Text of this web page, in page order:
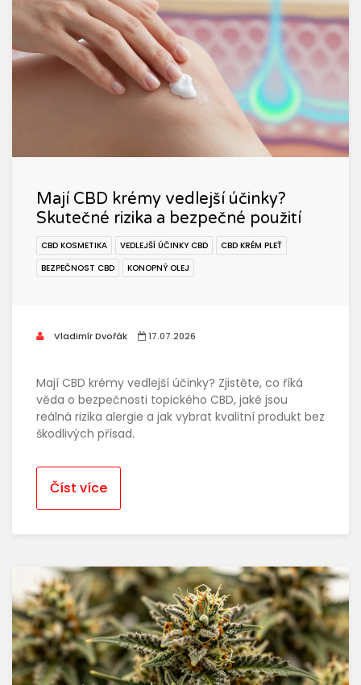
Mají CBD krémy vedlejší účinky?
Skutečné rizika a bezpečné použití
CBD KOSMETIKA VEDLEJŠÍ ÚČINKY CBD
CBD KRÉM PLEŤ
BEZPEČNOST CBD
KONOPNÝ OLEJ
Vladimír Dvořák 17.07.2026
Mají CBD krémy vedlejší účinky? Zjistěte, co říká
věda o bezpečnosti topického CBD, jaké jsou
reálná rizika alergie a jak vybrat kvalitní produkt bez
škodlivých přísad.
Číst více